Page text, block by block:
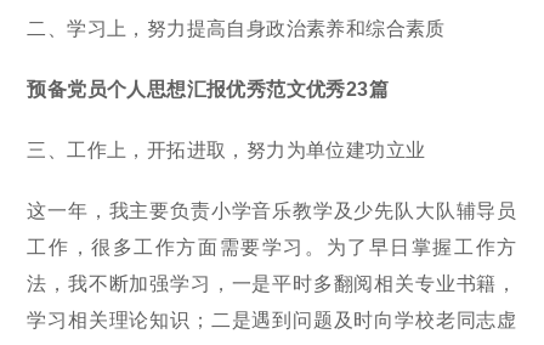
二、学习上，努力提高自身政治素养和综合素质
预备党员个人思想汇报优秀范文优秀23篇
三、工作上，开拓进取，努力为单位建功立业
这一年，我主要负责小学音乐教学及少先队大队辅导员
工作，很多工作方面需要学习。为了早日掌握工作方
法，我不断加强学习，一是平时多翻阅相关专业书籍，
学习相关理论知识；二是遇到问题及时向学校老同志虚